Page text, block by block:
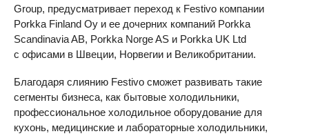
Group, предусматривает переход к Festivo компании
Porkka Finland Oy и ее дочерних компаний Porkka
Scandinavia AB, Porkka Norge AS и Porkka UK Ltd
с офисами в Швеции, Норвегии и Великобритании.
Благодаря слиянию Festivo сможет развивать такие
сегменты бизнеса, как бытовые холодильники,
профессиональное холодильное оборудование для
кухонь, медицинские и лабораторные холодильники,